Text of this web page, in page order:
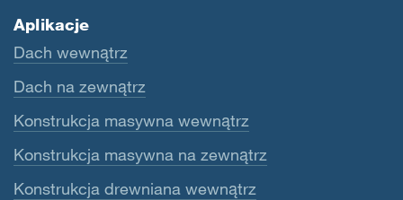
Aplikacje
Dach wewnątrz
Dach na zewnątrz
Konstrukcja masywna wewnątrz
Konstrukcja masywna na zewnątrz
Konstrukcja drewniana wewnątrz